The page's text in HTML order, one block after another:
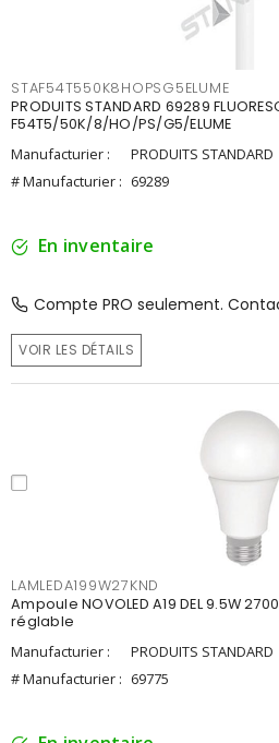
STAF54T550K8HOPSG5ELUME
PRODUITS STANDARD 69289
F54T5/50K/8/HO/PS/G5/ELUME
Manufacturier :
PRODUITS STANDARD
# Manufacturier : 69289
En inventaire
Compte PRO seulement.
VOIR LES DÉTAILS
LAMLEDA199W27KND
Ampoule NOVOLED A19 DEL 9.5W
réglable
Manufacturier :
PRODUITS STANDARD
# Manufacturier : 69775